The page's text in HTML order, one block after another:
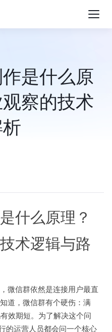
是什么原
察的技术
什么原理？
术逻辑与路
微信群依然是连接用户最直
道，微信群有个硬伤：满
效期短。为了解决这个问
的运营人员都会问一个核心